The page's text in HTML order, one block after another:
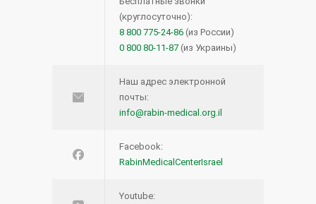
(круглосуточно):
8 800 775-24-86 (из России)
0 800 80-11-87 (из Украины)
Наш адрес электронной
почты:
info@rabin-medical.org.il
Facebook:
RabinMedicalCenterIsrael
Youtube: